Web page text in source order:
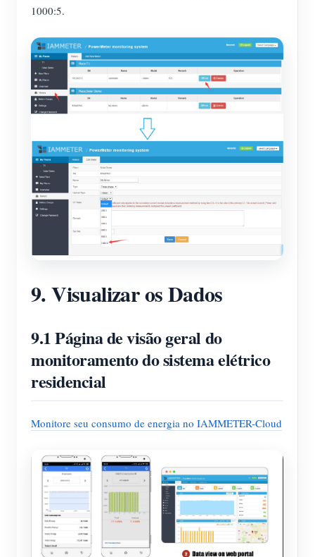
1000:5.
9. Visualizar os Dados
9.1 Página de visão geral do
monitoramento do sistema elétrico
residencial
Monitore seu consumo de energia no IAMMETER-Cloud